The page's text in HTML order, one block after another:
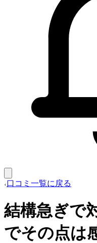
口コミ一覧に戻る
結構急ぎで
でその点は